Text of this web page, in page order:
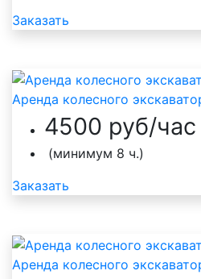
Заказать
Аренда колесного
4500 руб/час
(минимум 8 ч.)
Заказать
Аренда колесного